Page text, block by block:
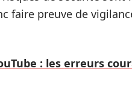
faire preuve de
: les erreurs